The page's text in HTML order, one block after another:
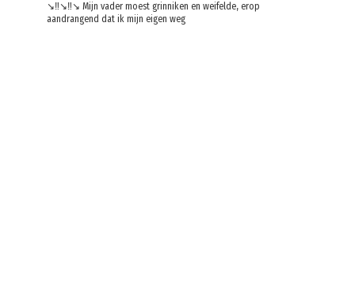
↘️‼️↘️‼️↘️ Mijn vader moest grinniken en weifelde, erop
aandrangend dat ik mijn eigen weg